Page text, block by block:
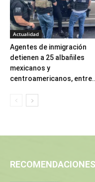
Actualidad
Agentes de inmigración
detienen a 25 albañiles
mexicanos y
centroamericanos,